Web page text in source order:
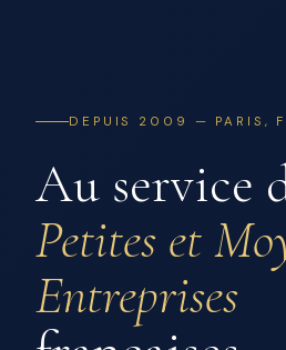
DEPUIS 2009 — PARIS,
Au service
Petites et
Entreprises